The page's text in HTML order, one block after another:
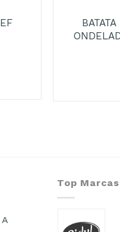
Top Marcas